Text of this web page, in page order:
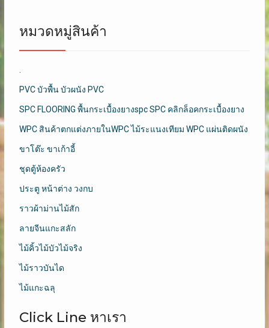
หมวดหมู่สินค้า
PVC บัวพื้น บัวผนัง PVC
SPC FLOORING พื้นกระเบื้องยางspc SPC คลิกล็อคกระเบื้องยาง
WPC สินค้าตกแต่งภายในWPC ไม้ระแนงเทียม WPC แผ่นติดผนัง
ขาโต๊ะ ขาเก้าอี้
ชุดตู้ห้องครัว
ประตู หน้าต่าง วงกบ
ราวผ้าม่านไม้สัก
ลายจีนแกะสลัก
ไม้คิ้วไม้บัวไม้จริง
ไม้ราวบันได
ไม้แกะฉลุ
Click Line หาเรา